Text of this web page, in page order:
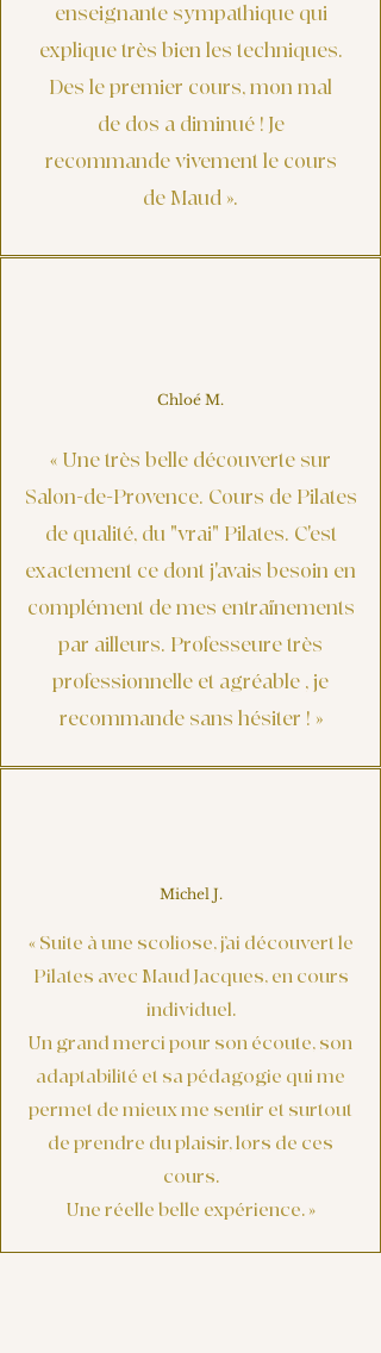
enseignante sympathique qui
explique très bien les techniques.
Des le premier cours, mon mal
de dos a diminué ! Je
recommande vivement le cours
de Maud ».
Chloé M.
« Une très belle découverte sur
Salon-de-Provence. Cours de Pilates
de qualité, du "vrai" Pilates. C'est
exactement ce dont j'avais besoin en
complément de mes entraînements
par ailleurs. Professeure très
professionnelle et agréable , je
recommande sans hésiter ! »
Michel J.
« Suite à une scoliose, j’ai découvert le
Pilates avec Maud Jacques, en cours
individuel.
Un grand merci pour son écoute, son
adaptabilité et sa pédagogie qui me
permet de mieux me sentir et surtout
de prendre du plaisir, lors de ces
cours.
Une réelle belle expérience. »